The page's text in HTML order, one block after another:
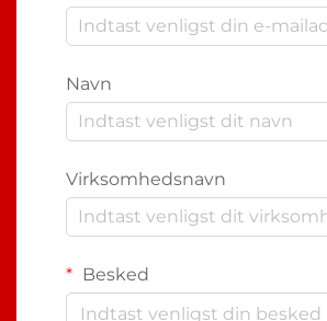
Navn
Virksomhedsnavn
Besked